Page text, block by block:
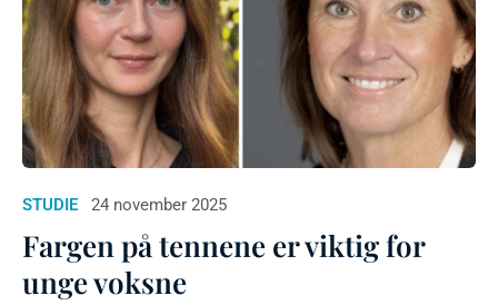
STUDIE 24 november 2025
Fargen på tennene er viktig for
unge voksne